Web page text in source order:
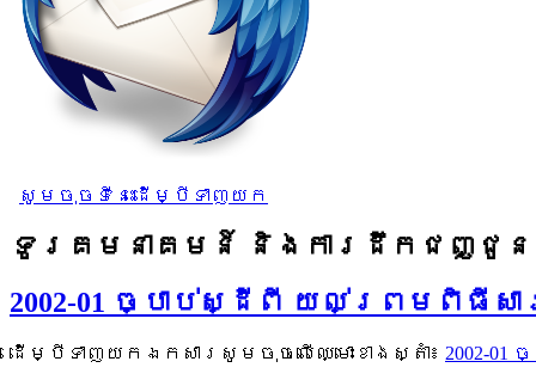
សូមចុចទីនេះដើម្បីទាញយក
ទូរគមនាគមន៍ និងការដឹកជញ្ជូន
2002-01 ច្បាប់ស្ដីពី យល់ព្រមពិធីស
ដើម្បីទាញយកឯកសារសូមចុចលើឈ្មោះខាងស្តាំ៖ 2002-